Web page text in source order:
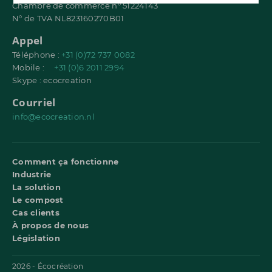
Chambre de commerce n° 51224143
N° de TVA NL823160270B01
Appel
Téléphone : +31 (0)72 737 0082
Mobile : +31 (0)6 2011 2994
Skype : ecocreation
Courriel
info@ecocreation.nl
Comment ça fonctionne
Industrie
La solution
Le compost
Cas clients
À propos de nous
Législation
2026 - Écocréation